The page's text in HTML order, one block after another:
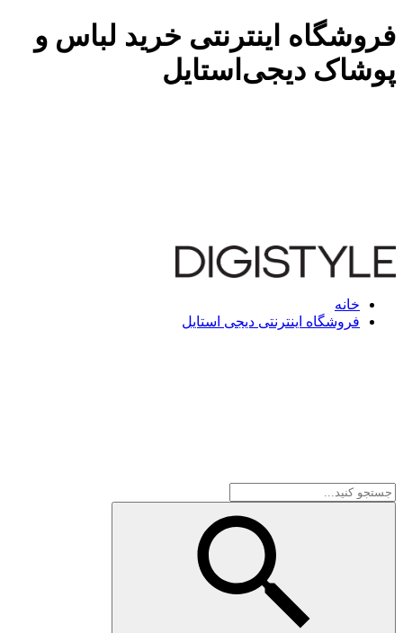
فروشگاه اینترنتی خرید لباس و
پوشاک دیجی‌استایل
خانه
فروشگاه اینترنتی دیجی استایل